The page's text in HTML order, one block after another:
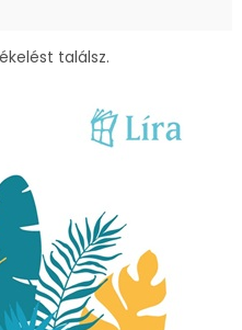
találsz.